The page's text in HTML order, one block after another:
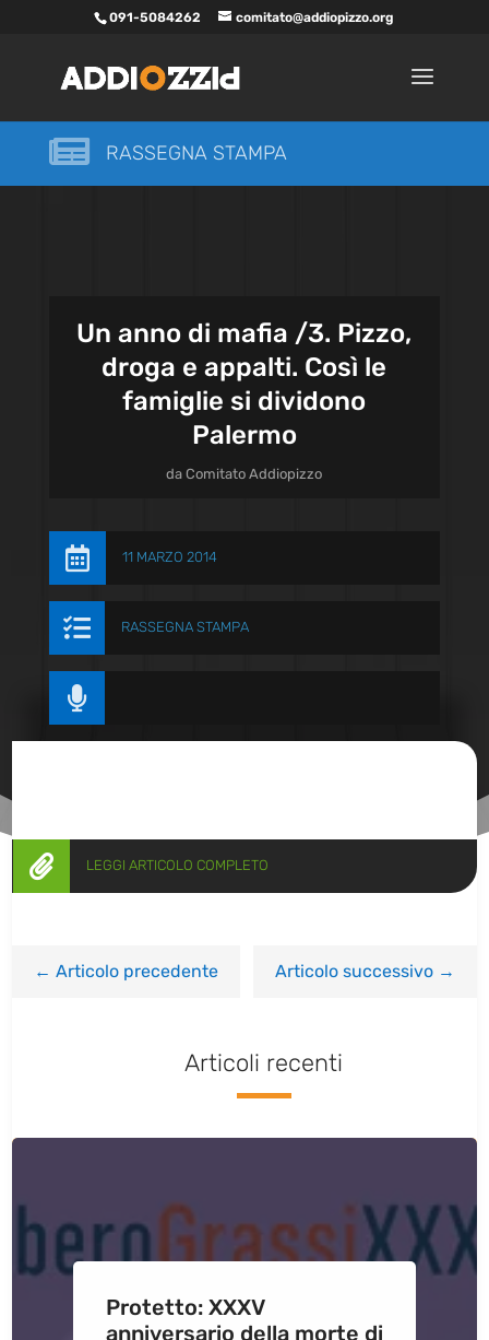
091-5084262 comitato@addiopizzo.org
 RASSEGNA STAMPA
Un anno di mafia /3. Pizzo,
droga e appalti. Così le
famiglie si dividono
Palermo
daComitato Addiopizzo
 11 MARZO 2014
 RASSEGNA STAMPA

 LEGGI ARTICOLO COMPLETO
←Articolo precedente Articolo successivo→
Articoli recenti
Protetto: XXXV
anniversario della morte di